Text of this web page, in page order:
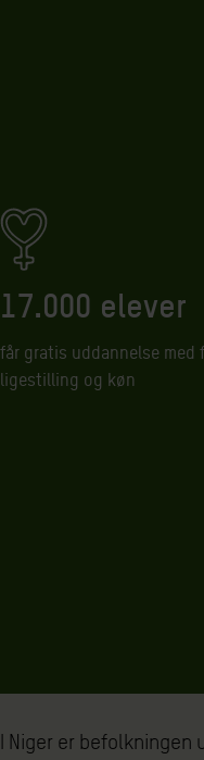
17.000 elever
får gratis uddannelse med
ligestilling og køn
I Niger er